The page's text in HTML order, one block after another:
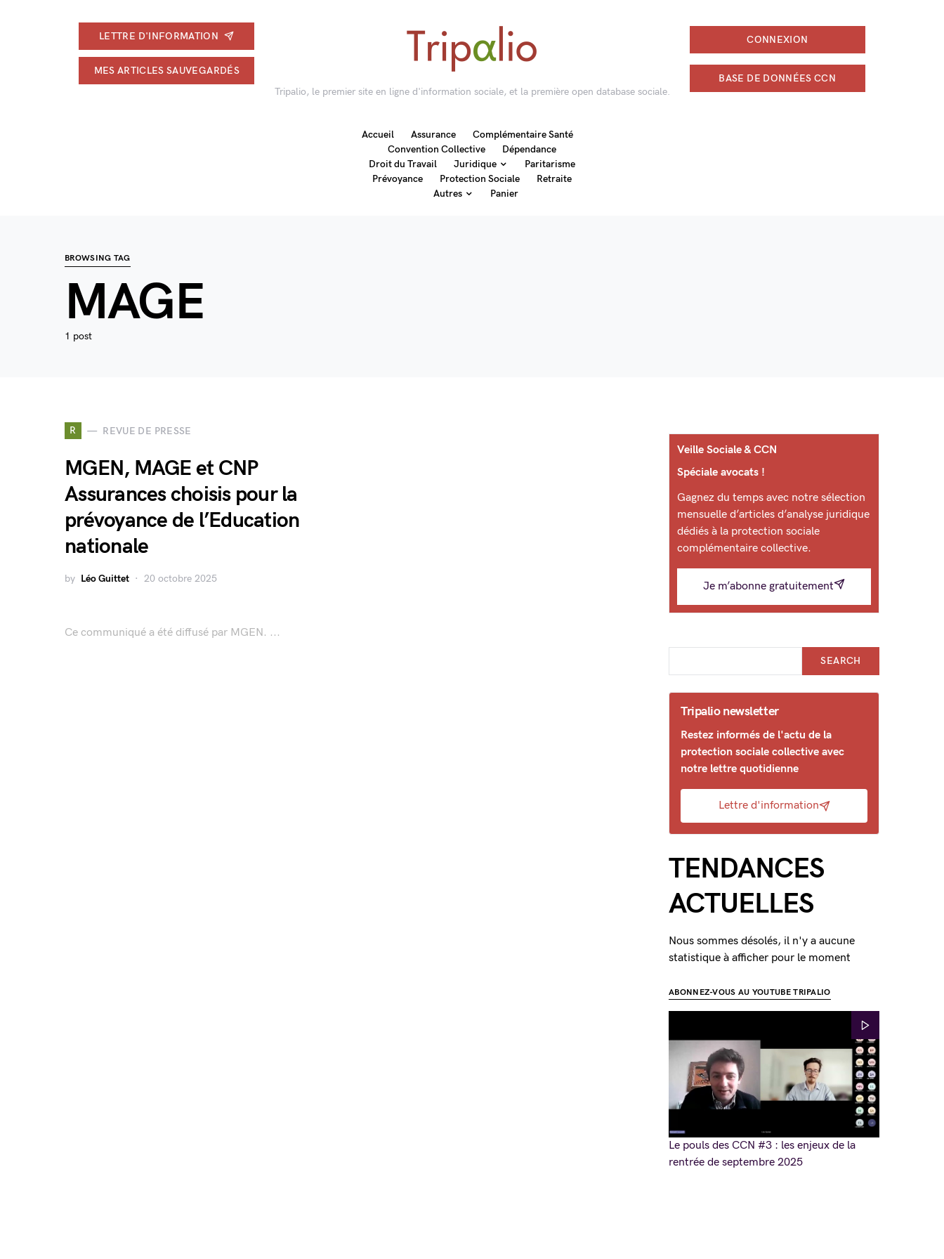
LETTRE D'INFORMATION
MES ARTICLES SAUVEGARDÉS
Tripalio, le premier site en ligne d'information sociale, et la première open database sociale.
CONNEXION
BASE DE DONNÉES CCN
Accueil Assurance
Complémentaire Santé
Convention Collective
Dépendance
Droit du Travail
Juridique
Paritarisme
Prévoyance
Protection Sociale
Retraite
Autres
Panier
BROWSING TAG
MAGE
1 post
R REVUE DE PRESSE
MGEN, MAGE et CNP
Assurances choisis pour la
prévoyance de l’Education
nationale
by Léo Guittet 20 octobre 2025
Ce communiqué a été diffusé par MGEN. ...
Veille Sociale & CCN
Spéciale avocats !
Gagnez du temps avec notre sélection
mensuelle d’articles d’analyse juridique
dédiés à la protection sociale
complémentaire collective.
Je m’abonne gratuitement
SEARCH
Tripalio newsletter
Restez informés de l'actu de la
protection sociale collective avec
notre lettre quotidienne
Lettre d'information
TENDANCES
ACTUELLES
Nous sommes désolés, il n'y a aucune
statistique à afficher pour le moment
ABONNEZ-VOUS AU YOUTUBE TRIPALIO
Le pouls des CCN #3 : les enjeux de la
rentrée de septembre 2025